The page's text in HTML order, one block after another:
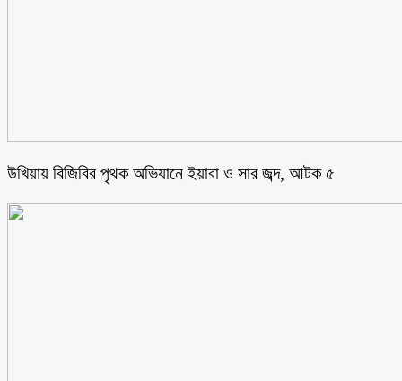
উখিয়ায় বিজিবির পৃথক অভিযানে ইয়াবা ও সার জব্দ, আটক ৫